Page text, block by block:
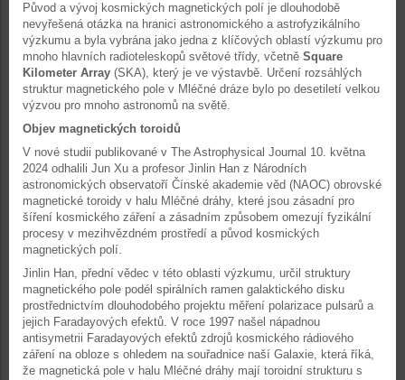
Původ a vývoj kosmických magnetických polí je dlouhodobě
nevyřešená otázka na hranici astronomického a astrofyzikálního
výzkumu a byla vybrána jako jedna z klíčových oblastí výzkumu pro
mnoho hlavních radioteleskopů světové třídy, včetně Square
Kilometer Array (SKA), který je ve výstavbě. Určení rozsáhlých
struktur magnetického pole v Mléčné dráze bylo po desetiletí velkou
výzvou pro mnoho astronomů na světě.
Objev magnetických toroidů
V nové studii publikované v The Astrophysical Journal 10. května
2024 odhalili Jun Xu a profesor Jinlin Han z Národních
astronomických observatoří Čínské akademie věd (NAOC) obrovské
magnetické toroidy v halu Mléčné dráhy, které jsou zásadní pro
šíření kosmického záření a zásadním způsobem omezují fyzikální
procesy v mezihvězdném prostředí a původ kosmických
magnetických polí.
Jinlin Han, přední vědec v této oblasti výzkumu, určil struktury
magnetického pole podél spirálních ramen galaktického disku
prostřednictvím dlouhodobého projektu měření polarizace pulsarů a
jejich Faradayových efektů. V roce 1997 našel nápadnou
antisymetrii Faradayových efektů zdrojů kosmického rádiového
záření na obloze s ohledem na souřadnice naší Galaxie, která říká,
že magnetická pole v halu Mléčné dráhy mají toroidní strukturu s